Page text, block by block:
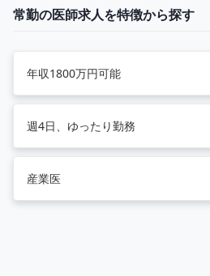
常勤の医師求人を特徴から探す
年収1800万円可能
週4日、ゆったり勤務
産業医